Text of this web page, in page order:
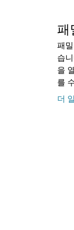
패
패
습
을
를
더